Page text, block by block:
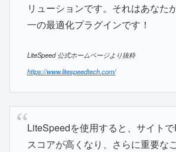
リューションです。それはあなた
一の最適化プラグインです！
LiteSpeed 公式ホームページより抜粋
https://www.litespeedtech.com/
LiteSpeedを使用すると、サイト
スコアが高くなり、さらに重要な